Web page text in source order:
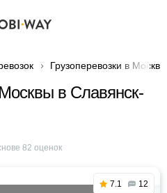
Грузоперевозки в Москве
в Славянск-
82 оценок
7.1 12